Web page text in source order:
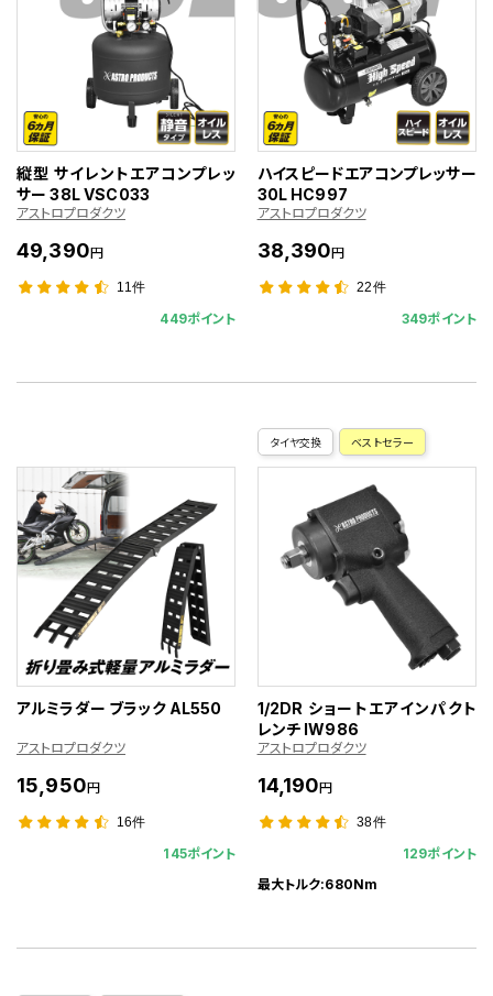
縦型 サイレントエアコンプレッ
サー 38L VSC033
アストロプロダクツ
49,390円
11件
449ポイント
ハイスピードエアコンプレッサー
30L HC997
アストロプロダクツ
38,390円
22件
349ポイント
アルミラダー ブラック AL550
アストロプロダクツ
15,950円
16件
145ポイント
タイヤ交換 ベストセラー
1/2DR ショートエアインパクト
レンチ IW986
アストロプロダクツ
14,190円
38件
129ポイント
最大トルク:680Nm